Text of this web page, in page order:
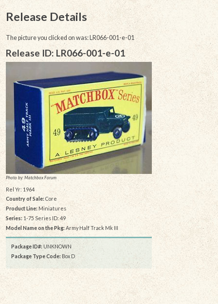
Release Details
The picture you clicked on was: LR066-001-e-01
Release ID: LR066-001-e-01
Photo by: Matchbox Forum
Rel Yr: 1964
Country of Sale: Core
Product Line: Miniatures
Series:1-75 Series ID: 49
Model Name on the Pkg:Army Half Track Mk III
Package ID#: UNKNOWN
Package Type Code: Box D